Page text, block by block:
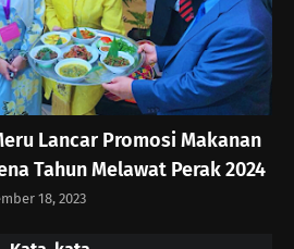
Lancar Promosi Makanan
Tahun Melawat Perak 2024
18, 2023